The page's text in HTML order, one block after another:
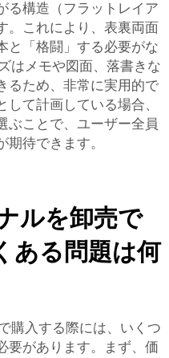
る構造（フラットレイア
。これにより、表裏両面
と「格闘」する必要がな
はメモや図面、落書きな
るため、非常に実用的で
て計画している場合、
ぶことで、ユーザー全員
待できます。
ルを卸売で
ある問題は何
購入する際には、いくつ
要があります。まず、価